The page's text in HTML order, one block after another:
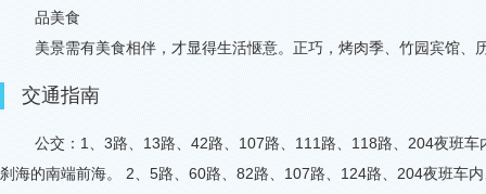
品美食
美景需有美食相伴，才显得生活惬意。正巧，烤肉季、竹园宾馆、
交通指南
公交： 1 3路、 13路、 42路、 107路、 111 路、 118路、 204夜班车
刹海的南端前海。
2 5路、 60路、 82路、 107路、 124路、 204夜班车